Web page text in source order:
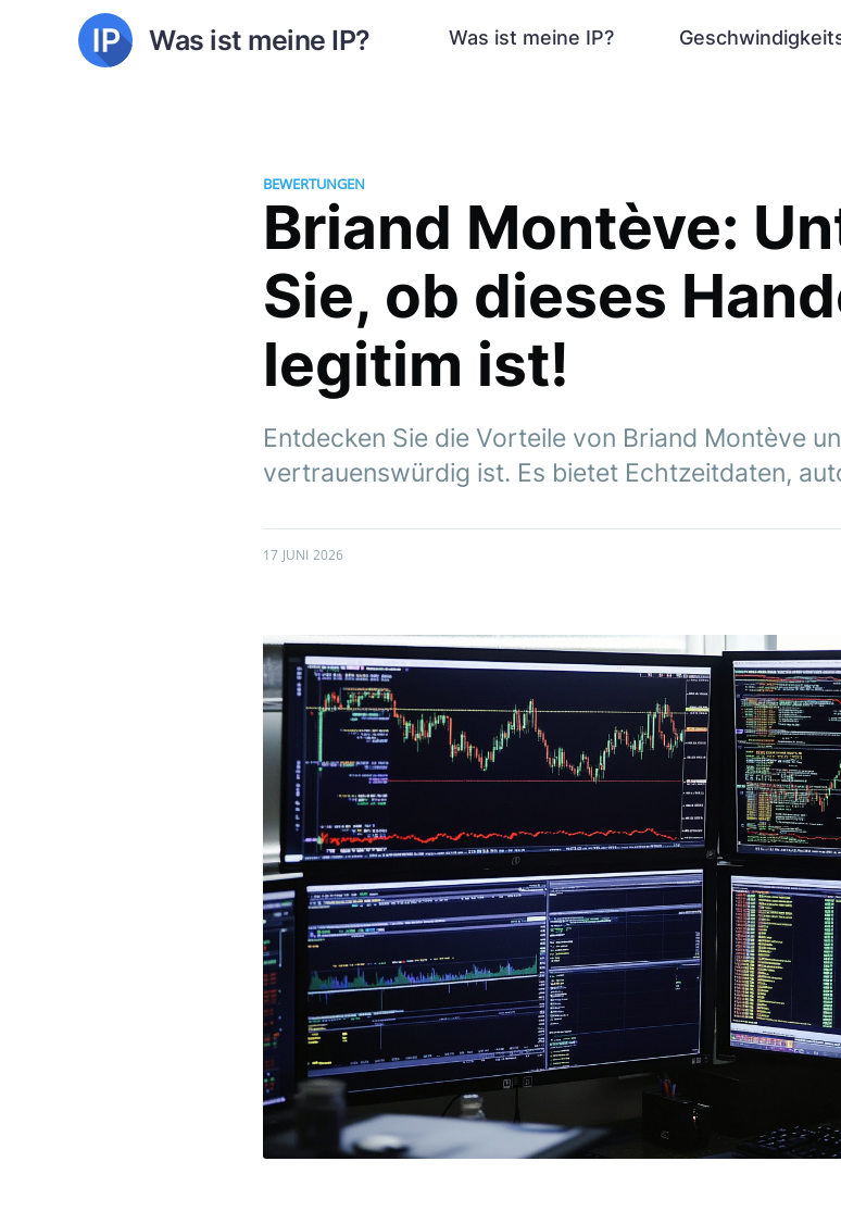
Was ist meine IP? Was ist meine IP?
BEWERTUNGEN
Briand Montève:
Sie, ob dieses
legitim ist!
Entdecken Sie die Vorteile von Briand Montève
vertrauenswürdig ist. Es bietet Echtzeitdaten,
17 JUNI 2026